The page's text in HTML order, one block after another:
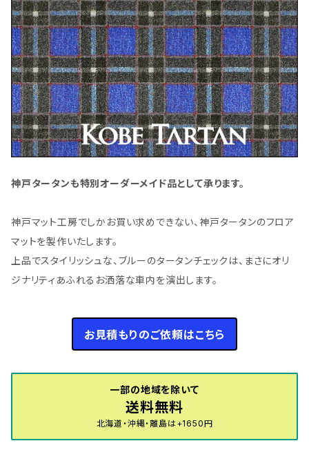
神戸タータンも特別オーダーメイド品として承ります。
神戸マット工房でしかお買い求めできない、神戸タータンのフロア
マットを製作いたします。
上品でスタイリッシュな、ブルーのタータンチェックは、まさにオリ
ジナリティあふれるお洒落な車内を演出します。
お見積もりのご依頼はこちら
一部の地域を除いて
送料無料
北海道・沖縄・離島は+1650円